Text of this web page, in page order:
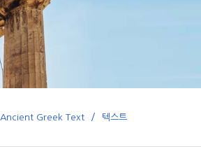
Ancient Greek Text 텍스트